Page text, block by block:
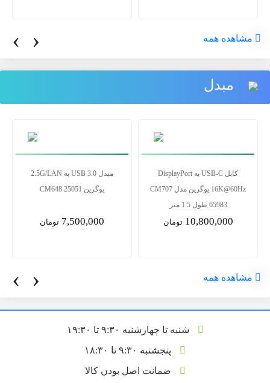
‹ › مشاهده همه
مبدل
کابل USB-C به DisplayPort
16K@60Hz یوگرین مدل CM707
10,800,000 تومان
تبدیل یو اس بی3 به لن RJ45)
1000) ایسوس
2,700,000 تومان
‹ › مشاهده همه
شنبه تا چهارشنبه ۹:۳۰ تا ۱۹:۳۰
پنجشنبه ۹:۳۰ تا ۱۸:۳۰
ضمانت اصل بودن کالا